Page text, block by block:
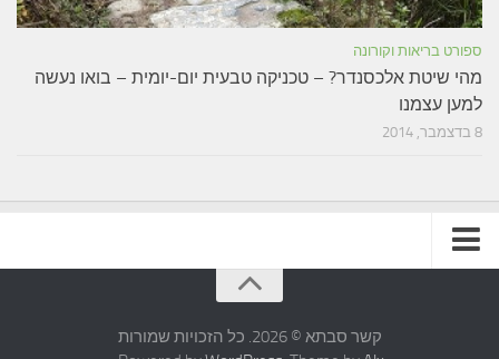
ספורט בריאות וקורונה
מהי שיטת אלכסנדר? – טכניקה טבעית יום-יומית – בואו נעשה
למען עצמנו
8 בדצמבר, 2014
קשר סבתא © 2026. כל הזכויות שמורות